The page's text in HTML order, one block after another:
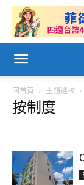
回首頁 主題選校
按制度